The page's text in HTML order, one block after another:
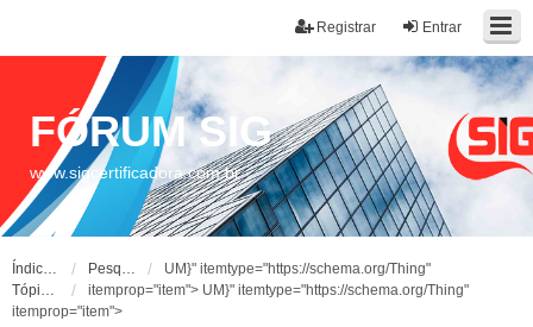
Entrar
Registrar
FÓRUM SIG
www.sigcertificadora.com.br
Índice do fórum Pesquisar
UM}" itemtype="https://schema.org/Thing"
itemprop="item">
Tópicos ativos
UM}" itemtype="https://schema.org/Thing"
itemprop="item">